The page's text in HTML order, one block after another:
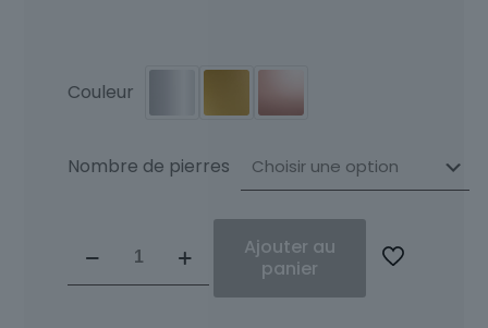
Couleur
Nombre de pierres
de
Collier
Ajouter au
panier